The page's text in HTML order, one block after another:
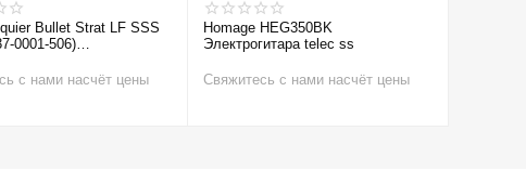
Bullet Strat LF SSS
0001-506)
с нами насчёт цены
Homage HEG350BK
Электрогитара telec ss
Свяжитесь с нами насчёт цены